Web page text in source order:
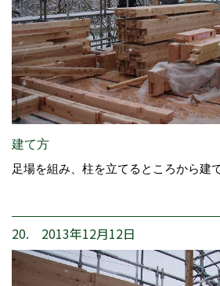
建て方
足場を組み、柱を立てるところから建
20. 2013年12月12日